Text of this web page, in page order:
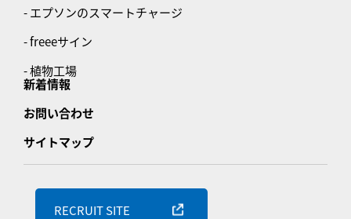
- エプソンのスマートチャージ
- freeeサイン
- 植物工場
新着情報
お問い合わせ
サイトマップ
RECRUIT SITE